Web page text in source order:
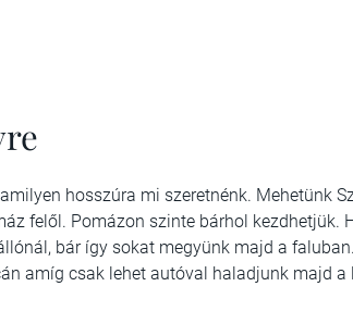
hosszúra mi szeretnénk. Mehetünk
felől. Pomázon szinte bárhol kezdhetjük.
bár így sokat megyünk majd a
amíg csak lehet autóval haladjunk majd a